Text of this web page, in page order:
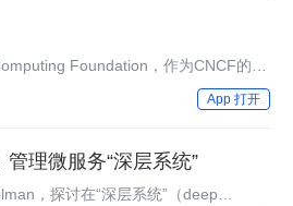
Foundation，作为CNCF的第
App 打开
理微服务“深层系统”
，探讨在“深层系统”（deep